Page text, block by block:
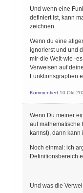
Und wenn eine
definiert ist, kann
zeichnen.
Wenn du eine
ignorierst und und
mir-die Welt-wie -
Verweisen auf
Funktionsgraphen
Kommentiert 10 Okt
Wenn Du meiner
auf mathematische
kannst), dann kann
Noch einmal: ich
Definitionsbereich
Und was die